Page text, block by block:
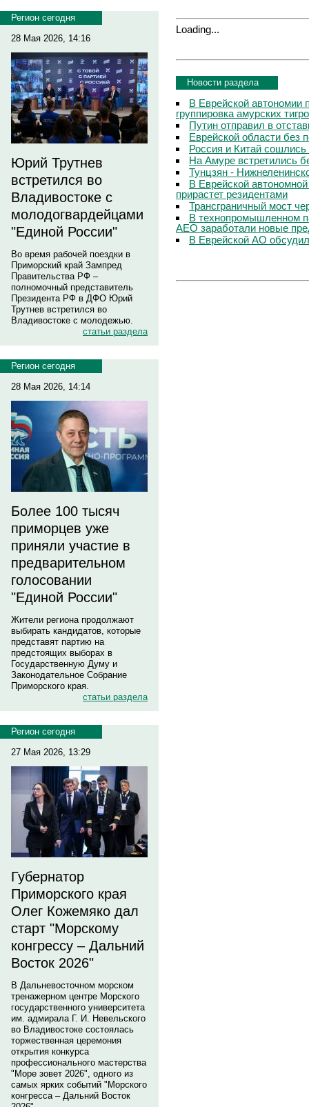
Регион сегодня
28 Мая 2026, 14:16
Юрий Трутнев
встретился во
Владивостоке с
молодогвардейцами
"Единой России"
Во время рабочей поездки в
Приморский край Зампред
Правительства РФ –
полномочный представитель
Президента РФ в ДФО Юрий
Трутнев встретился во
Владивостоке с молодежью.
статьи раздела
Регион сегодня
28 Мая 2026, 14:14
Более 100 тысяч
приморцев уже
приняли участие в
предварительном
голосовании
"Единой России"
Жители региона продолжают
выбирать кандидатов, которые
представят партию на
предстоящих выборах в
Государственную Думу и
Законодательное Собрание
Приморского края.
статьи раздела
Регион сегодня
27 Мая 2026, 13:29
Губернатор
Приморского края
Олег Кожемяко дал
старт "Морскому
конгрессу – Дальний
Восток 2026"
В Дальневосточном морском
тренажерном центре Морского
государственного университета
им. адмирала Г. И. Невельского
во Владивостоке состоялась
торжественная церемония
открытия конкурса
профессионального мастерства
"Море зовет 2026", одного из
самых ярких событий "Морского
конгресса – Дальний Восток
Loading...
Новости раздела
В Еврейской автономии
группировка амурских
Путин отправил в
Еврейской области без
Россия и Китай сошлись
На Амуре встретились
Тунцзян -
В Еврейской
прирастет резидентами
Трансграничный мост
В технопромышленном
АЕО заработали новые
В Еврейской АО